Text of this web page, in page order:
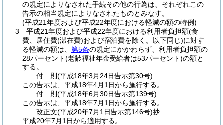
の規定によりなされた手続その他の行為は、それぞれこの
告示の相当規定によりなされたものとみなす。
(平成21年度および平成22年度における軽減の額の特例)
3
平成21年度および平成22年度における利用者負担額(食
費、居住費(滞在費)および宿泊費を除く。以下同じ)に対す
る軽減の額は、 第5条の規定にかかわらず、利用者負担額の
28パーセント(老齢福祉年金受給者は53パーセント)の額と
する。
付 則(平成18年3月24日告示第30号)
この告示は、平成18年4月1日から施行する。
付 則(平成18年6月30日告示第139号)
この告示は、平成18年7月1日から施行する。
改正文(平成20年7月1日告示第146号)抄
平成20年7月1日から適用する。